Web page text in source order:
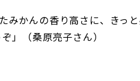
みかんの香り高さに、きっ
」（桑原亮子さん）